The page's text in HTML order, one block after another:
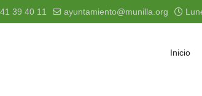
39 40 11 ayuntamiento@munilla.org
Inicio